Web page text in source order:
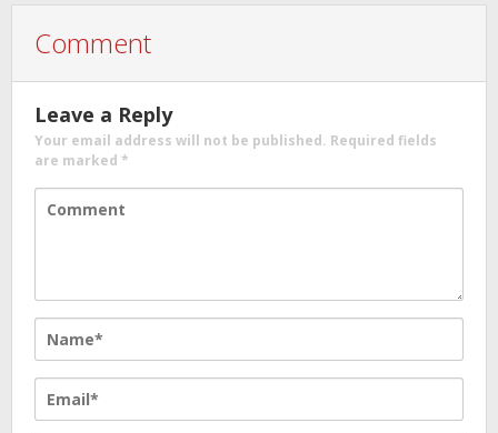
Comment
Leave a Reply
Your email address will not be published. Required fields
are marked *